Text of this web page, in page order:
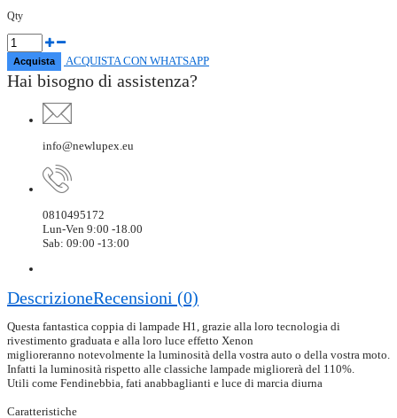
Qty
ACQUISTA CON WHATSAPP
Hai bisogno di assistenza?
info@newlupex.eu
0810495172
Lun-Ven 9:00 -18.00
Sab: 09:00 -13:00
DescrizioneRecensioni (0)
Questa fantastica coppia di lampade H1, grazie alla loro tecnologia di
rivestimento graduata e alla loro luce effetto Xenon
miglioreranno notevolmente la luminosità della vostra auto o della vostra moto.
Infatti la luminosità rispetto alle classiche lampade migliorerà del 110%.
Utili come Fendinebbia, fati anabbaglianti e luce di marcia diurna
Caratteristiche